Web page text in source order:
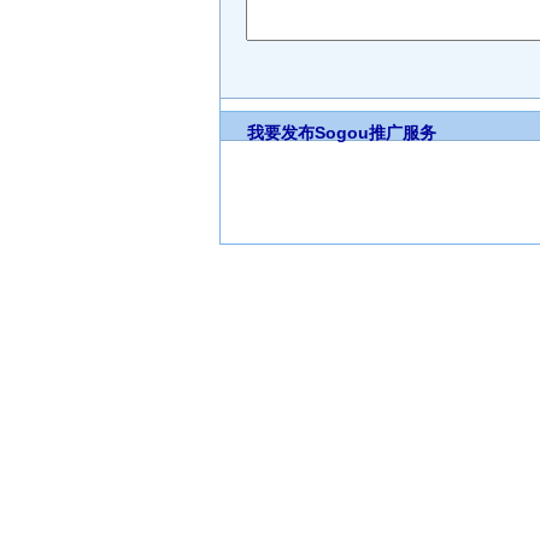
我要发布Sogou推广服务